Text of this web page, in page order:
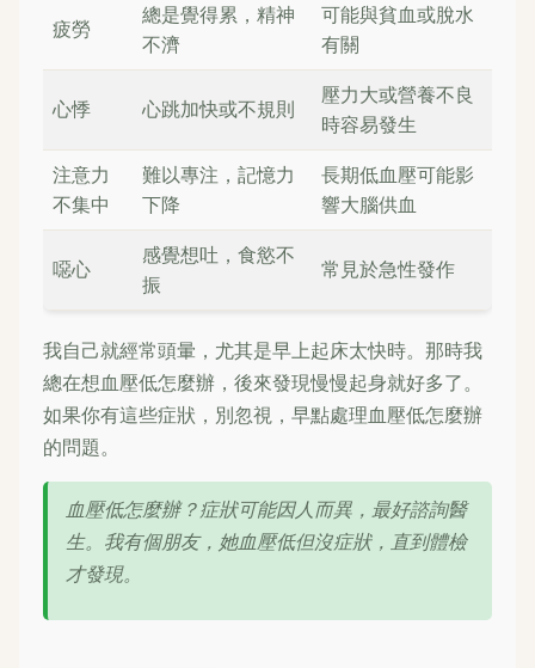
疲勞
總是覺得累，精神
不濟
可能與貧血或脫水
有關
心悸 心跳加快或不規則
壓力大或營養不良
時容易發生
注意力
不集中
難以專注，記憶力
下降
長期低血壓可能影
響大腦供血
噁心
感覺想吐，食慾不
振
常見於急性發作
我自己就經常頭暈，尤其是早上起床太快時。那時我
總在想血壓低怎麼辦，後來發現慢慢起身就好多了。
如果你有這些症狀，別忽視，早點處理血壓低怎麼辦
的問題。
血壓低怎麼辦？症狀可能因人而異，最好諮詢醫
生。我有個朋友，她血壓低但沒症狀，直到體檢
才發現。